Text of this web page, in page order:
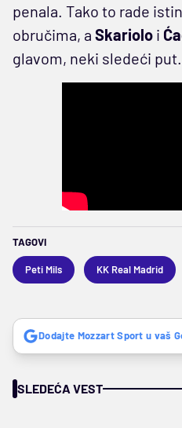
penala. Tako to rade
obručima, a Skariolo i
glavom, neki sledeći put...
TAGOVI
Peti Mils KK Real Madrid
Dodajte Mozzart Sport u vaš
SLEDEĆA VEST